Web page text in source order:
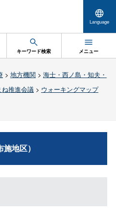
Language
キーワード検索 メニュー
> 地方機関> 海士・西ノ島・知夫・
推進会議> ウォーキングマップ
地区）